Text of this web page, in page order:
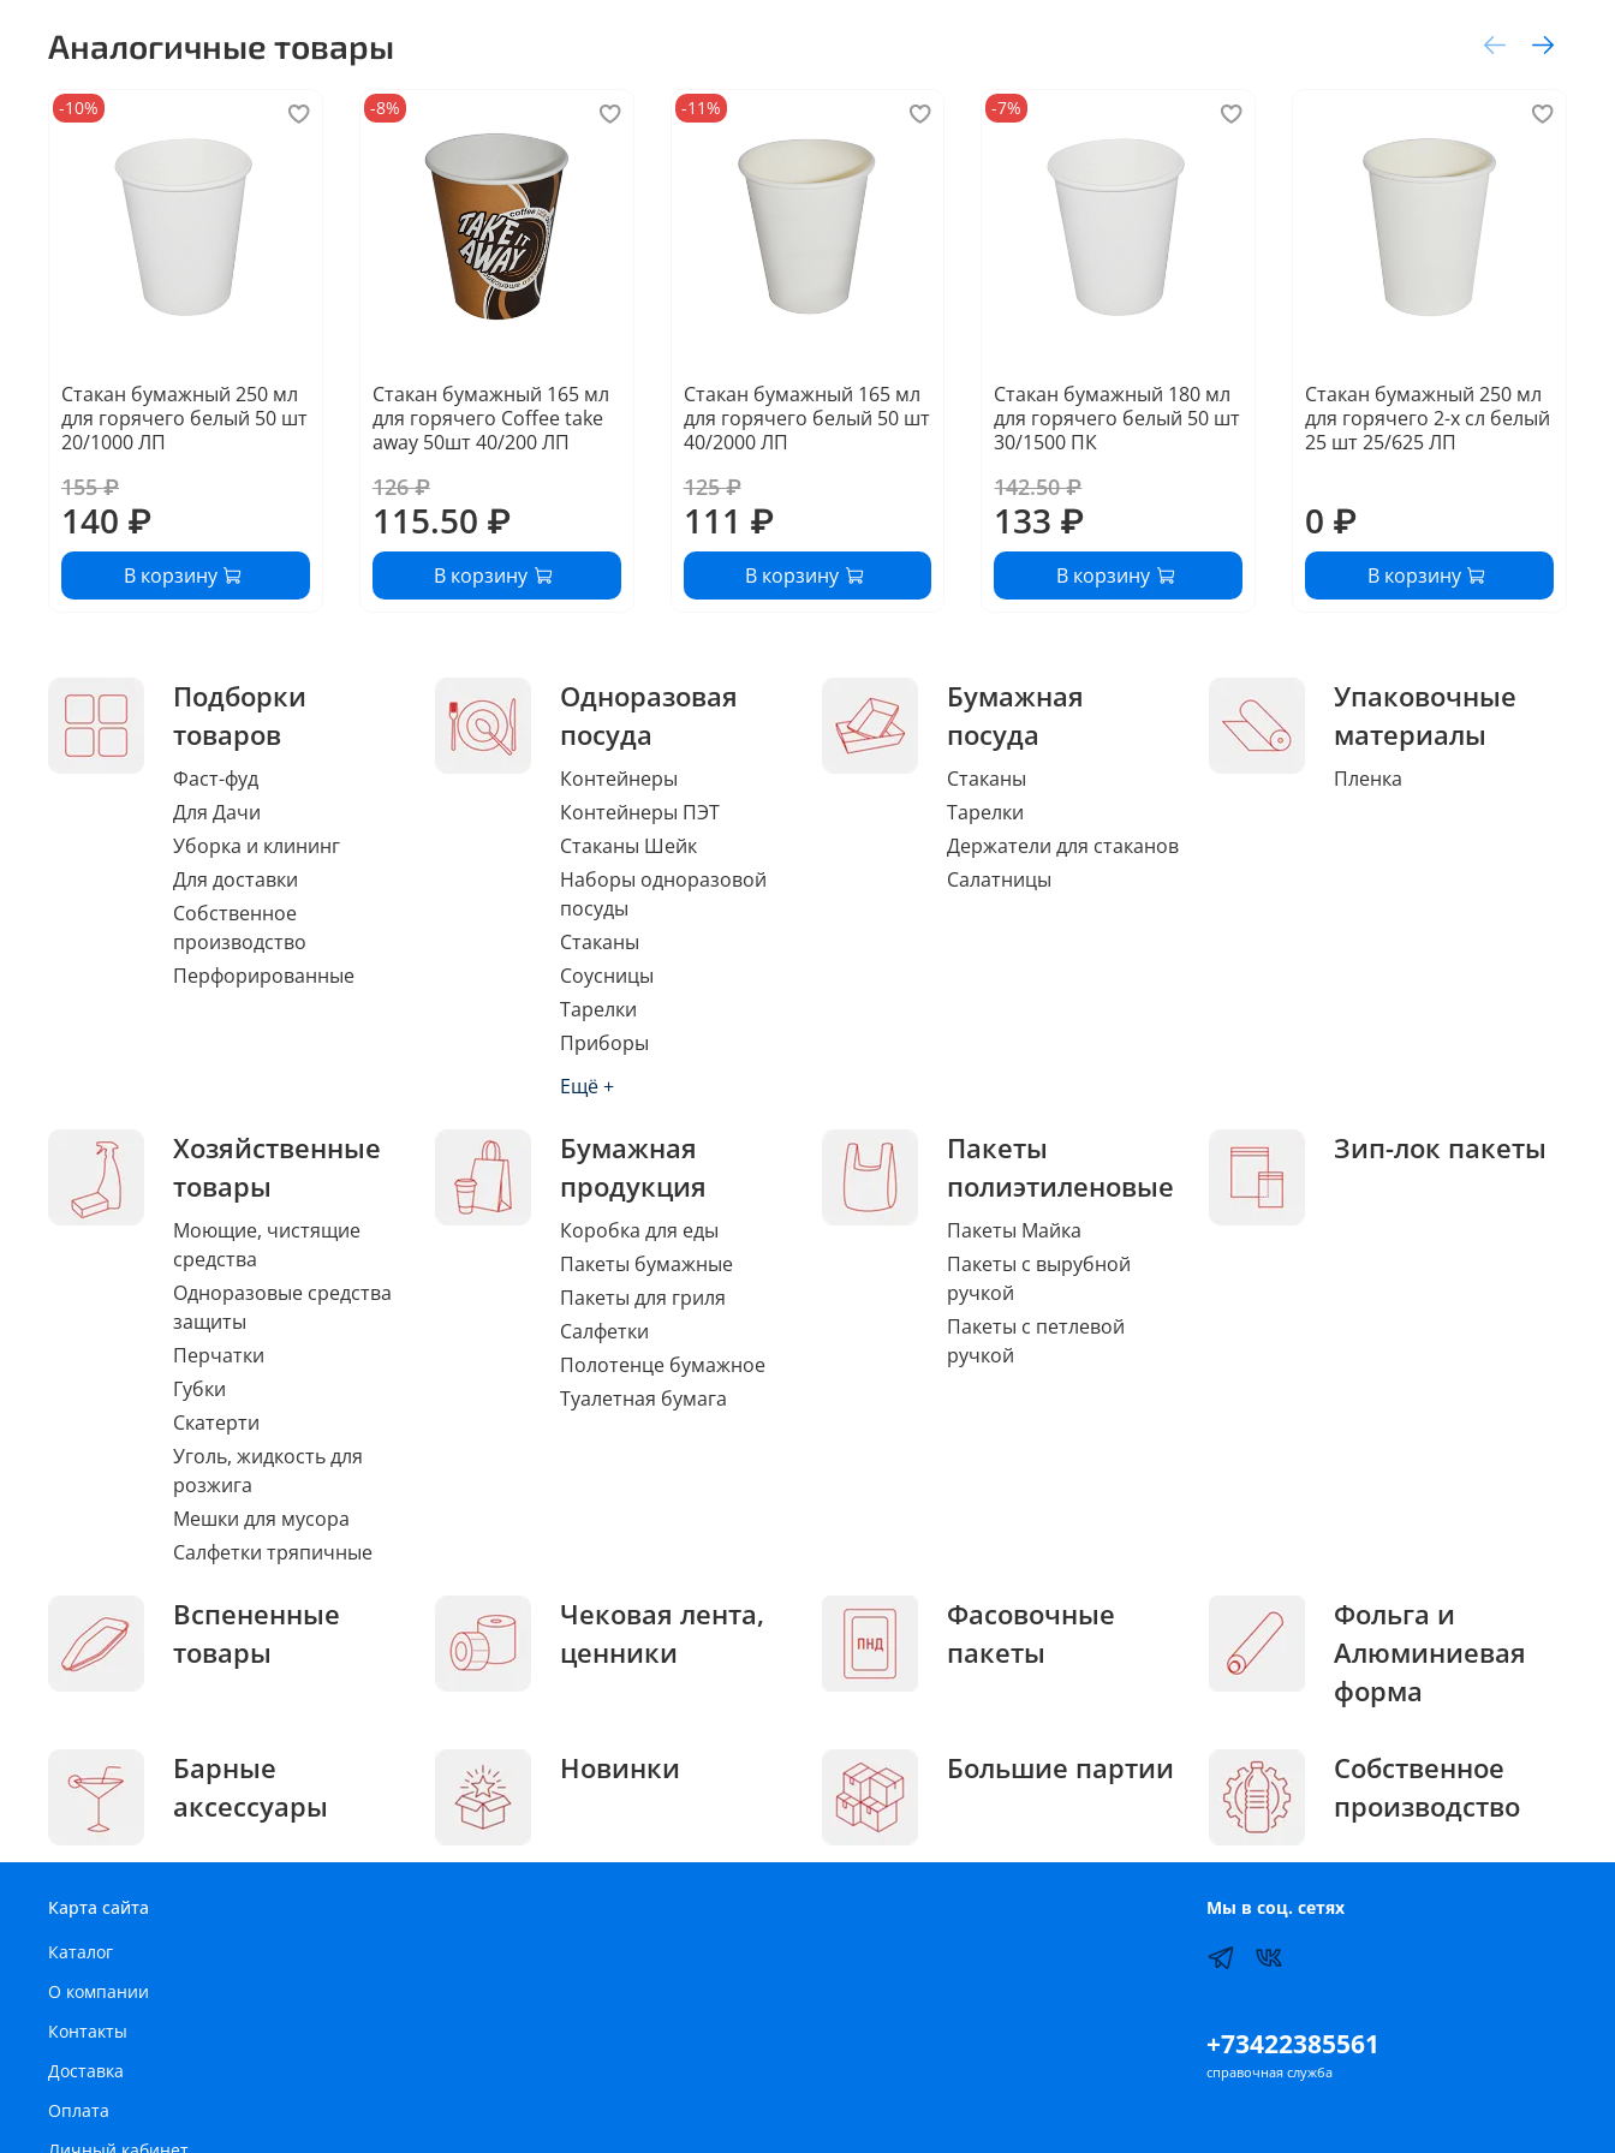
Аналогичные товары
-10%
Стакан бумажный 250 мл
для горячего белый 50 шт
20/1000 ЛП
155 ₽
140 ₽
В корзину
-8%
Стакан бумажный 165 мл
для горячего Coffee take
away 50шт 40/200 ЛП
126 ₽
115.50 ₽
В корзину
-11%
Стакан бумажный 165 мл
для горячего белый 50 шт
40/2000 ЛП
125 ₽
111 ₽
В корзину
-7%
Стакан бумажный 180 мл
для горячего белый 50 шт
30/1500 ПК
142.50 ₽
133 ₽
В корзину
Стакан бумажный 250 мл
для горячего 2-х сл белый
25 шт 25/625 ЛП
0 ₽
В корзину
Подборки
товаров
Фаст-фуд
Для Дачи
Уборка и клининг
Для доставки
Собственное
производство
Перфорированные
Одноразовая
посуда
Контейнеры
Контейнеры ПЭТ
Стаканы Шейк
Наборы одноразовой
посуды
Стаканы
Соусницы
Тарелки
Приборы
Ещё +
Бумажная
посуда
Стаканы
Тарелки
Держатели для стаканов
Салатницы
Упаковочные
материалы
Пленка
Хозяйственные
товары
Моющие, чистящие
средства
Одноразовые средства
защиты
Перчатки
Губки
Скатерти
Уголь, жидкость для
розжига
Мешки для мусора
Салфетки тряпичные
Бумажная
продукция
Коробка для еды
Пакеты бумажные
Пакеты для гриля
Салфетки
Полотенце бумажное
Туалетная бумага
Пакеты
полиэтиленовые
Пакеты Майка
Пакеты с вырубной
ручкой
Пакеты с петлевой
ручкой
Зип-лок пакеты
Вспененные
товары
Чековая лента,
ценники
Фасовочные
пакеты
Фольга и
Алюминиевая
форма
Барные
аксессуары
Новинки Большие партии
Собственное
производство
Карта сайта
Каталог
О компании
Контакты
Доставка
Оплата
Мы в соц. сетях
+73422385561
справочная служба